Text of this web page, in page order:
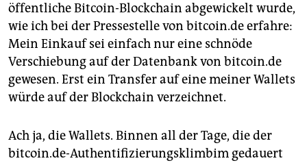
öffentliche Bitcoin-Blockchain abgewickelt wurde,
wie ich bei der Pressestelle von bitcoin.de erfahre:
Mein Einkauf sei einfach nur eine schnöde
Verschiebung auf der Datenbank von bitcoin.de
gewesen. Erst ein Transfer auf eine meiner Wallets
würde auf der Blockchain verzeichnet.
Ach ja, die Wallets. Binnen all der Tage, die der
bitcoin.de-Authentifizierungsklimbim gedauert